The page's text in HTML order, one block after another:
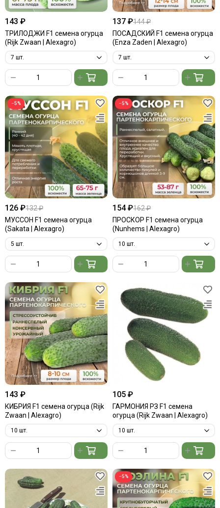
143 ₽
ТРИЛОДЖИ F1 семена огурца
(Rijk Zwaan | Alexagro)
137 ₽144 ₽
ПОСАДСКИЙ F1 семена огурца
(Enza Zaden | Alexagro)
−5%
126 ₽132 ₽
МУССОН F1 семена огурца
(Sakata | Alexagro)
−5%
154 ₽162 ₽
ПРОСКОР F1 семена огурца
(Nunhems | Alexagro)
143 ₽
КИБРИЯ F1 семена огурца (Rijk
Zwaan | Alexagro)
105 ₽
ГАРМОНИЯ РЗ F1 семена
огурца (Rijk Zwaan | Alexagro)
−5%